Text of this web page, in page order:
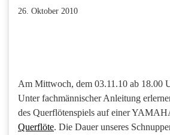
26. Oktober 2010
Am Mittwoch, dem 03.11.10 ab 18.00
Unter fachmännischer Anleitung
des Querflötenspiels auf einer
Querflöte. Die Dauer unseres